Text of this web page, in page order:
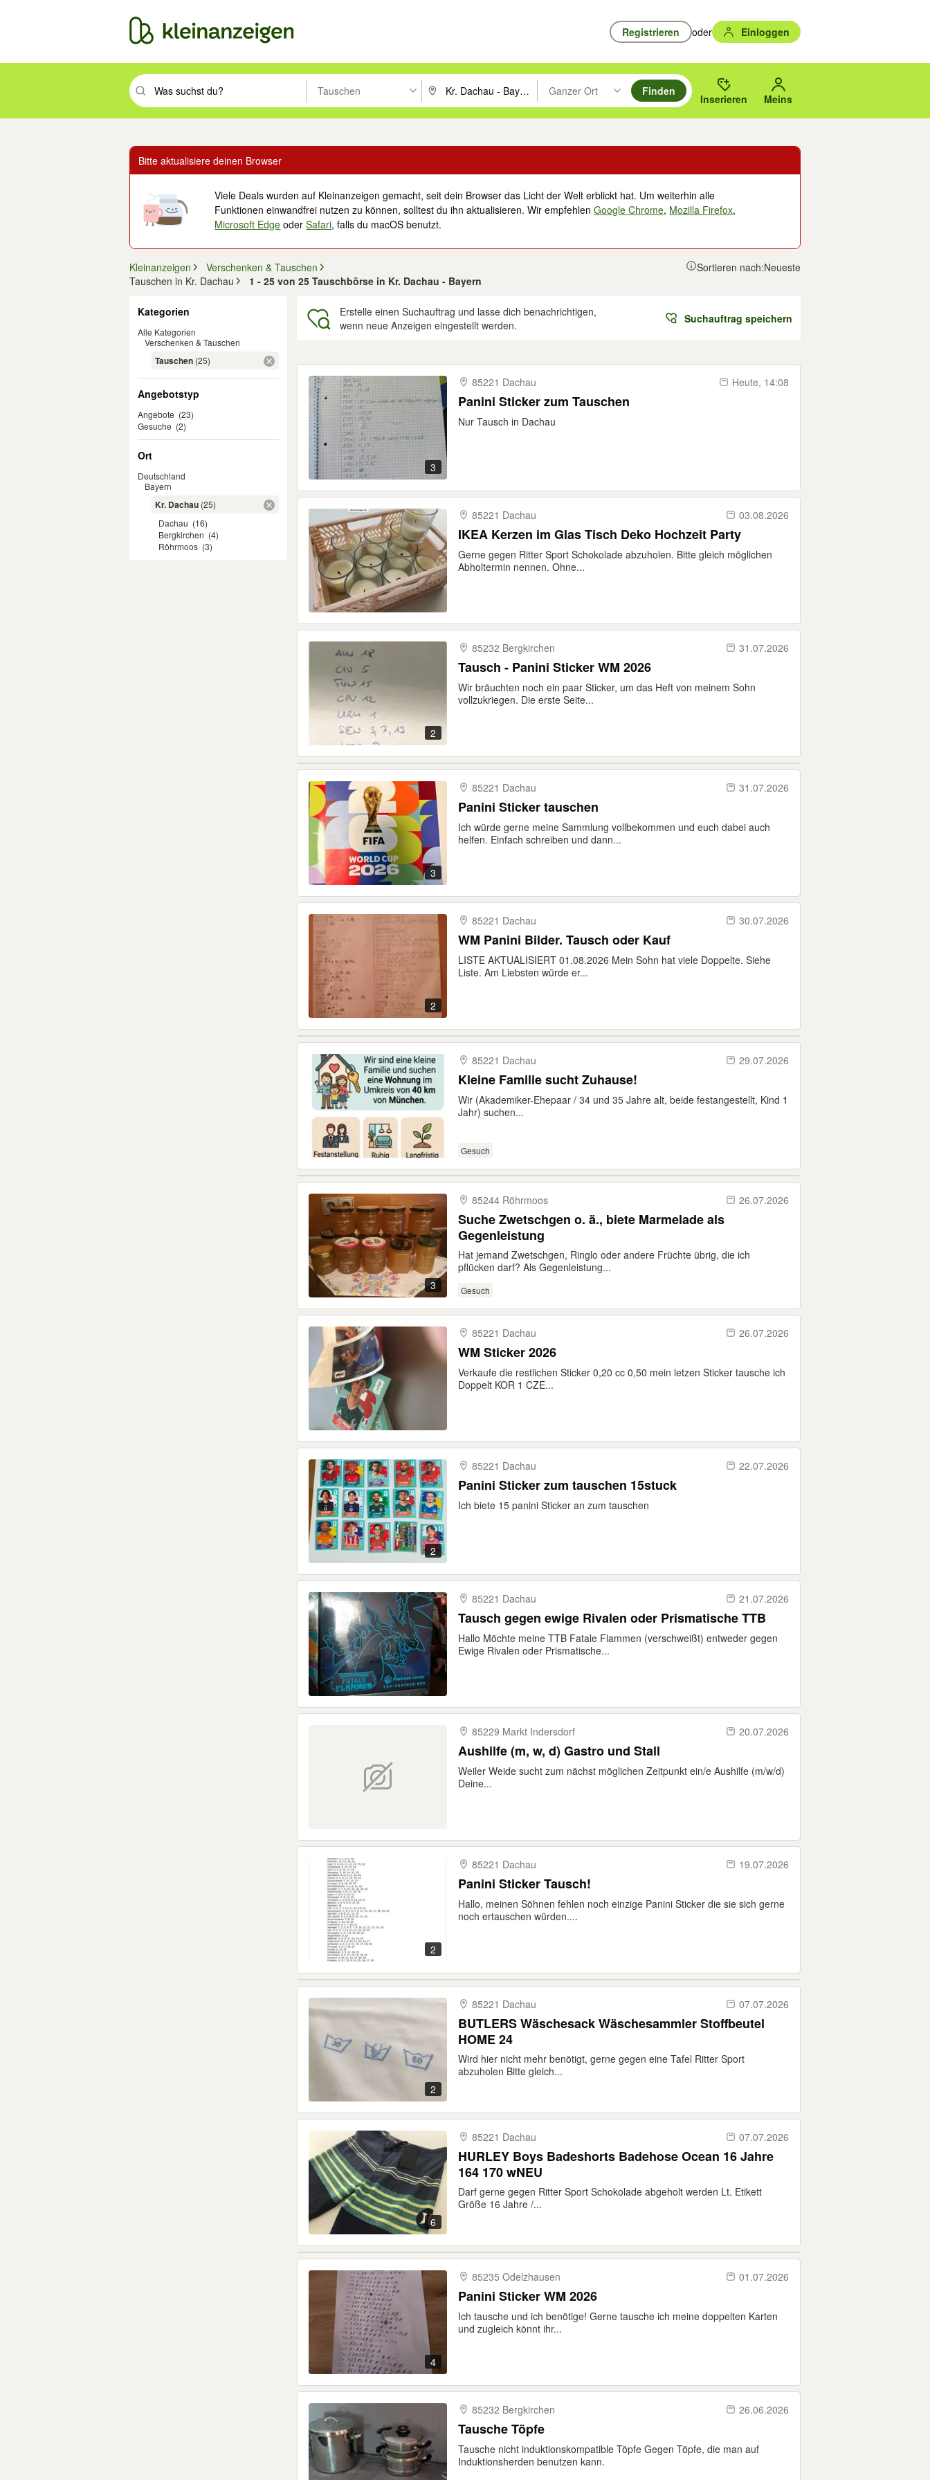
Registrieren oder Einloggen
Suchbegriff eingeben. Eingabetaste drücken um zu suchen, oder Vorschläge mit den Pfeiltasten nach oben/unten durchsuchen und mit Eingabetaste auswählen.
Tauschen PLZ oder Ort eingeben. Eingabetaste drücken um zu suchen, oder Vorschläge mit den Pfeiltasten nach oben/
Ganzer Ort
Suche im Umkreis des gewählten Orts oder PLZ.
Finden
Inserieren Meins
Bitte aktualisiere deinen Browser
Viele Deals wurden auf Kleinanzeigen gemacht, seit dein Browser das Licht der Welt erblickt hat. Um weiterhin alle
Funktionen einwandfrei nutzen zu können, solltest du ihn aktualisieren. Wir empfehlenGoogle Chrome, Mozilla Firefox,
Microsoft Edge oderSafari, falls du macOS benutzt.
Kleinanzeigen
Verschenken & Tauschen
Tauschen in Kr. Dachau
1 - 25 von 25 Tauschbörse in Kr. Dachau - Bayern
Sortieren nach:Neueste
Kategorien
Alle Kategorien
Verschenken & Tauschen
Tauschen (25)
Angebotstyp
Angebote (23)
Gesuche (2)
Ort
Deutschland
Bayern
Kr. Dachau (25)
Dachau (16)
Bergkirchen (4)
Röhrmoos (3)
Erstelle einen Suchauftrag und lasse dich benachrichtigen,
wenn neue Anzeigen eingestellt werden.
Suchauftrag speichern
3
85221 Dachau Heute, 14:08
Panini Sticker zum Tauschen
Nur Tausch in Dachau
85221 Dachau 03.08.2026
IKEA Kerzen im Glas Tisch Deko Hochzeit Party
Gerne gegen Ritter Sport Schokolade abzuholen. Bitte gleich möglichen
Abholtermin nennen. Ohne...
2
85232 Bergkirchen 31.07.2026
Tausch - Panini Sticker WM 2026
Wir bräuchten noch ein paar Sticker, um das Heft von meinem Sohn
vollzukriegen. Die erste Seite...
3
85221 Dachau 31.07.2026
Panini Sticker tauschen
Ich würde gerne meine Sammlung vollbekommen und euch dabei auch
helfen. Einfach schreiben und dann...
2
85221 Dachau 30.07.2026
WM Panini Bilder. Tausch oder Kauf
LISTE AKTUALISIERT 01.08.2026 Mein Sohn hat viele Doppelte. Siehe
Liste. Am Liebsten würde er...
85221 Dachau 29.07.2026
Kleine Familie sucht Zuhause!
Wir (Akademiker-Ehepaar / 34 und 35 Jahre alt, beide festangestellt, Kind 1
Jahr) suchen...
Gesuch
3
85244 Röhrmoos 26.07.2026
Suche Zwetschgen o. ä., biete Marmelade als
Gegenleistung
Hat jemand Zwetschgen, Ringlo oder andere Früchte übrig, die ich
pflücken darf? Als Gegenleistung...
Gesuch
85221 Dachau 26.07.2026
WM Sticker 2026
Verkaufe die restlichen Sticker 0,20 cc 0,50 mein letzen Sticker tausche ich
Doppelt KOR 1 CZE...
2
85221 Dachau 22.07.2026
Panini Sticker zum tauschen 15stuck
Ich biete 15 panini Sticker an zum tauschen
85221 Dachau 21.07.2026
Tausch gegen ewige Rivalen oder Prismatische TTB
Hallo Möchte meine TTB Fatale Flammen (verschweißt) entweder gegen
Ewige Rivalen oder Prismatische...
85229 Markt Indersdorf 20.07.2026
Aushilfe (m, w, d) Gastro und Stall
Weiler Weide sucht zum nächst möglichen Zeitpunkt ein/e Aushilfe (m/w/d)
Deine...
2
85221 Dachau 19.07.2026
Panini Sticker Tausch!
Hallo, meinen Söhnen fehlen noch einzige Panini Sticker die sie sich gerne
noch ertauschen würden....
2
85221 Dachau 07.07.2026
BUTLERS Wäschesack Wäschesammler Stoffbeutel
HOME 24
Wird hier nicht mehr benötigt, gerne gegen eine Tafel Ritter Sport
abzuholen Bitte gleich...
6
85221 Dachau 07.07.2026
HURLEY Boys Badeshorts Badehose Ocean 16 Jahre
164 170 wNEU
Darf gerne gegen Ritter Sport Schokolade abgeholt werden Lt. Etikett
Größe 16 Jahre /...
4
85235 Odelzhausen 01.07.2026
Panini Sticker WM 2026
Ich tausche und ich benötige! Gerne tausche ich meine doppelten Karten
und zugleich könnt ihr...
85232 Bergkirchen 26.06.2026
Tausche Töpfe
Tausche nicht induktionskompatible Töpfe Gegen Töpfe, die man auf
Induktionsherden benutzen kann.